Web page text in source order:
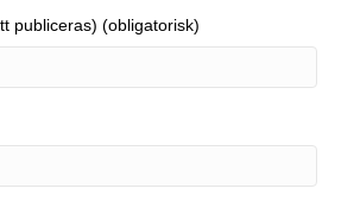
publiceras) (obligatorisk)